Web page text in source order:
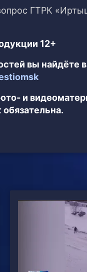
ГТРК
12+
вы найдёте
и